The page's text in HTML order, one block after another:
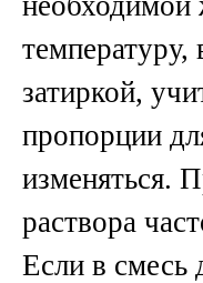
затиркой,
пропорции
изменяться.
раствора
Если в смесь